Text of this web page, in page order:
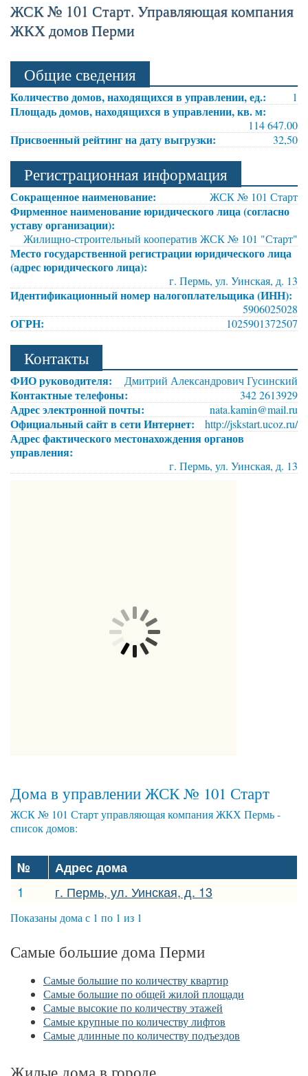
ЖСК № 101 Старт. Управляющая компания
ЖКХ домов Перми
Общие сведения
Количество домов, находящихся в управлении, ед.: 1
Площадь домов, находящихся в управлении, кв. м:
114 647.00
Присвоенный рейтинг на дату выгрузки: 32,50
Регистрационная информация
Сокращенное наименование: ЖСК № 101 Старт
Фирменное наименование юридического лица (согласно
уставу организации):
Жилищно-строительный кооператив ЖСК № 101 "Старт"
Место государственной регистрации юридического лица
(адрес юридического лица):
г. Пермь, ул. Уинская, д. 13
Идентификационный номер налогоплательщика (ИНН):
5906025028
ОГРН: 1025901372507
Контакты
ФИО руководителя: Дмитрий Александрович Гусинский
Контактные телефоны: 342 2613929
Адрес электронной почты: nata.kamin@mail.ru
Официальный сайт в сети Интернет: http://jskstart.ucoz.ru/
Адрес фактического местонахождения органов
управления:
г. Пермь, ул. Уинская, д. 13
Дома в управлении ЖСК № 101 Старт
ЖСК № 101 Старт управляющая компания ЖКХ Пермь -
список домов:
№
Адрес дома
1
г. Пермь, ул. Уинская, д. 13
Показаны дома с 1 по 1 из 1
Самые большие дома Перми
Самые большие по количеству квартир
Самые большие по общей жилой площади
Самые высокие по количеству этажей
Самые крупные по количеству лифтов
Самые длинные по количеству подъездов
Жилые дома в городе